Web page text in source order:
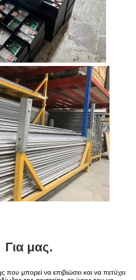
Για μας.
που μπορεί να επιβιώσει και να πετύχει